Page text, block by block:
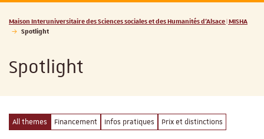
Vous êtes ici :
Maison Interuniversitaire des Sciences sociales et des Humanités d'Alsace | MISHA
Spotlight
Spotlight
All themes Financement Infos pratiques Prix et distinctions